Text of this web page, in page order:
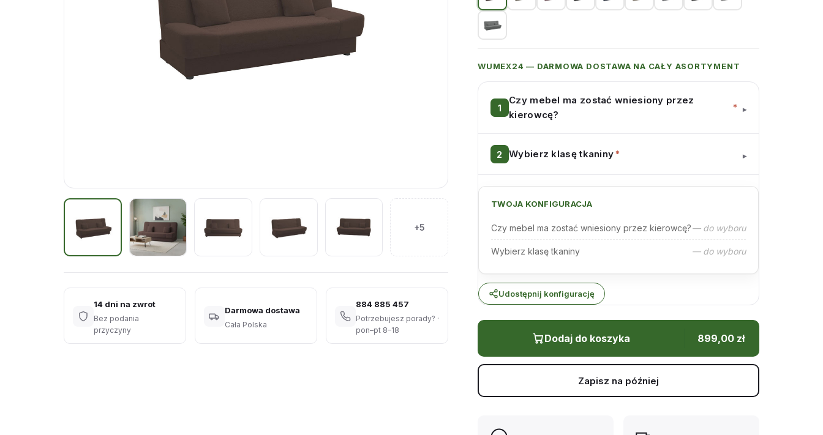
+5
14 dni na zwrot
Bez podania
przyczyny
Darmowa dostawa
Cała Polska
884 885 457
Potrzebujesz porady? ·
pon–pt 8–18
WUMEX24 — DARMOWA DOSTAWA NA CAŁY ASORTYMENT
Czy mebel ma zostać wniesiony przez
kierowcę?
* ▾
Wybierz klasę tkaniny* ▾
TWOJA KONFIGURACJA
Czy mebel ma zostać wniesiony przez kierowcę?— do wyboru
Wybierz klasę tkaniny — do wyboru
Udostępnij konfigurację
Dodaj do koszyka 899,00 zł
Zapisz na później